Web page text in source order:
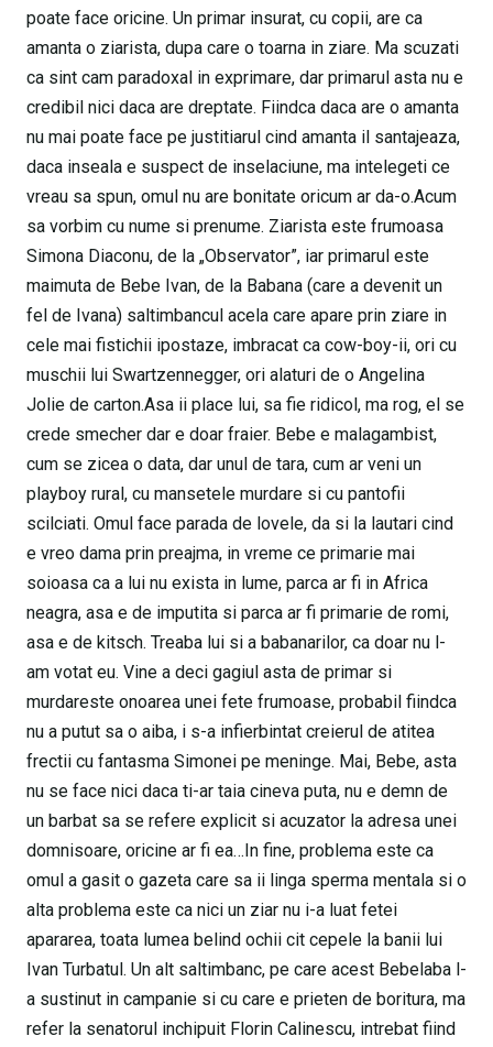
poate face oricine. Un primar insurat, cu copii, are ca
amanta o ziarista, dupa care o toarna in ziare. Ma scuzati
ca sint cam paradoxal in exprimare, dar primarul asta nu e
credibil nici daca are dreptate. Fiindca daca are o amanta
nu mai poate face pe justitiarul cind amanta il santajeaza,
daca inseala e suspect de inselaciune, ma intelegeti ce
vreau sa spun, omul nu are bonitate oricum ar da-o.Acum
sa vorbim cu nume si prenume. Ziarista este frumoasa
Simona Diaconu, de la „Observator”, iar primarul este
maimuta de Bebe Ivan, de la Babana (care a devenit un
fel de Ivana) saltimbancul acela care apare prin ziare in
cele mai fistichii ipostaze, imbracat ca cow-boy-ii, ori cu
muschii lui Swartzennegger, ori alaturi de o Angelina
Jolie de carton.Asa ii place lui, sa fie ridicol, ma rog, el se
crede smecher dar e doar fraier. Bebe e malagambist,
cum se zicea o data, dar unul de tara, cum ar veni un
playboy rural, cu mansetele murdare si cu pantofii
scilciati. Omul face parada de lovele, da si la lautari cind
e vreo dama prin preajma, in vreme ce primarie mai
soioasa ca a lui nu exista in lume, parca ar fi in Africa
neagra, asa e de imputita si parca ar fi primarie de romi,
asa e de kitsch. Treaba lui si a babanarilor, ca doar nu l-
am votat eu. Vine a deci gagiul asta de primar si
murdareste onoarea unei fete frumoase, probabil fiindca
nu a putut sa o aiba, i s-a infierbintat creierul de atitea
frectii cu fantasma Simonei pe meninge. Mai, Bebe, asta
nu se face nici daca ti-ar taia cineva puta, nu e demn de
un barbat sa se refere explicit si acuzator la adresa unei
domnisoare, oricine ar fi ea…In fine, problema este ca
omul a gasit o gazeta care sa ii linga sperma mentala si o
alta problema este ca nici un ziar nu i-a luat fetei
apararea, toata lumea belind ochii cit cepele la banii lui
Ivan Turbatul. Un alt saltimbanc, pe care acest Bebelaba l-
a sustinut in campanie si cu care e prieten de boritura, ma
refer la senatorul inchipuit Florin Calinescu, intrebat fiind